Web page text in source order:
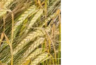
de la dernière